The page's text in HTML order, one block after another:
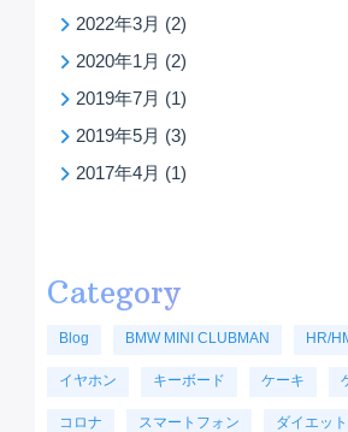
2022年3月 (2)
2020年1月 (2)
2019年7月 (1)
2019年5月 (3)
2017年4月 (1)
Category
Blog BMW MINI CLUBMAN HR/
イヤホン キーボード ケーキ
コロナ スマートフォン ダイエット